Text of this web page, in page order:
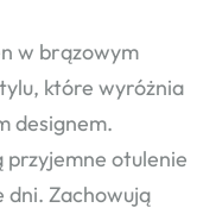
w brązowym
które wyróżnia
designem.
przyjemne otulenie
dni. Zachowują